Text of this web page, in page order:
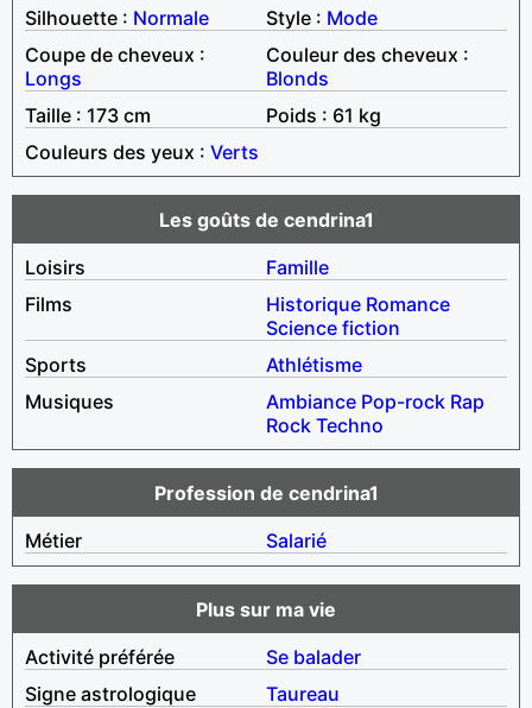
Silhouette : Normale Style : Mode
Coupe de cheveux :
Longs
Couleur des cheveux :
Blonds
Taille : 173 cm
Poids : 61 kg
Couleurs des yeux : Verts
Les goûts de cendrina1
Loisirs
Famille
Films
Historique Romance
Science fiction
Sports
Athlétisme
Musiques
Ambiance Pop-rock Rap
Rock Techno
Profession de cendrina1
Métier
Salarié
Plus sur ma vie
Activité préférée
Se balader
Signe astrologique
Taureau